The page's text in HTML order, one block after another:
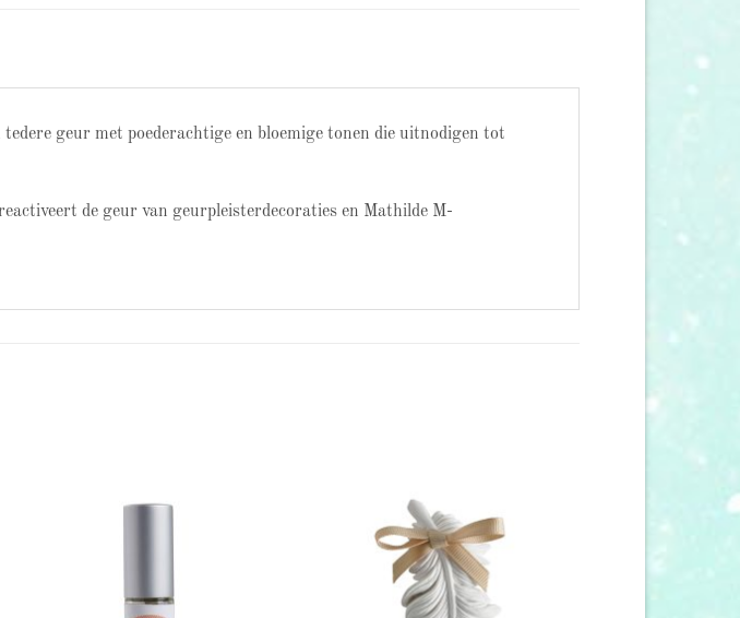
geur met poederachtige en bloemige tonen die uitnodigen tot
de geur van geurpleisterdecoraties en Mathilde M-